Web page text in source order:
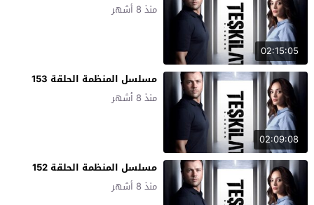
02:15:05
منذ 8 أشهر
02:09:08
مسلسل المنظمة الحلقة 153
منذ 8 أشهر
مسلسل المنظمة الحلقة 152
منذ 8 أشهر